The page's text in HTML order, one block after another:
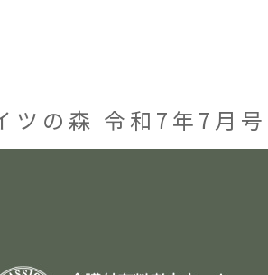
ツの森 令和7年7月号